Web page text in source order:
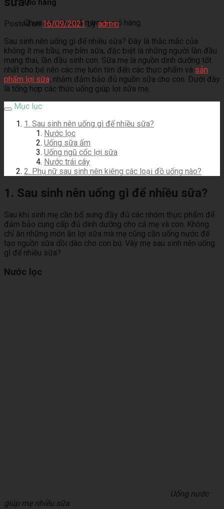
Giỏ hàng
Chưa có sản phẩm trong giỏ hàng.
Posted on16/09/2021byadmin
Sau sinh nên uống gì để nhiều sữa? Đây là thắc mắc của
không ít mẹ bầu, mẹ bỉm sữa, đặc biệt là những người lần đầu
mang thai, lần đầu sinh con. Sữa mẹ là nguồn dinh dưỡng tốt
nhất cho bé nên các mẹ luôn tìm đến các thực phẩm và sản
phẩm lợi sữa, nhằm đảm bảo đủ nguồn sữa cho con. Dưới đây
là tổng hợp các thức uống giúp lợi sữa mẹ.
Mục lục
1. Sau sinh nên uống gì để nhiều sữa?
Nước lọc
Uống sữa ấm
Uống ngũ cốc lợi sữa
Nước trái cây
2. Phụ nữ sau sinh nên kiêng các loại đồ uống nào?
1. Sau sinh nên uống gì để nhiều sữa?
Sau khi sinh mẹ cần bổ sung đầy đủ các nhóm thực phẩm để
đảm bảo cung cấp đủ dinh dưỡng cho cả mẹ và con. Không
chỉ ăn những món ăn lợi sữa mà mẹ cũng cần uống nước để
tạo nguồn sữa dồi dào cho con bú. Vây mẹ sau sinh nên uống
gì để nhiều sữa?
Nước lọc
Uống nước
giúp mẹ nhiều sữa